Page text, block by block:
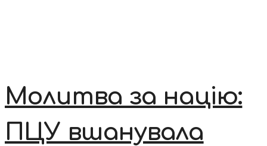
Молитва за націю:
ПЦУ вшанувала